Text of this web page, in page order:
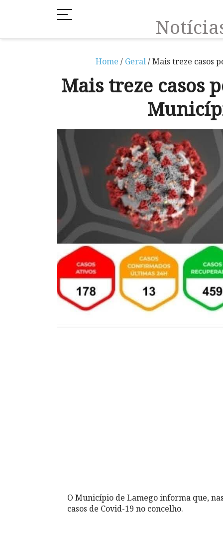
Home / Geral/ Mais treze casos
Mais treze casos
O Município de Lamego informa que,
casos de Covid-19 no concelho.